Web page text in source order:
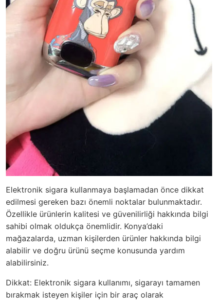
Elektronik sigara kullanmaya başlamadan önce dikkat
edilmesi gereken bazı önemli noktalar bulunmaktadır.
Özellikle ürünlerin kalitesi ve güvenilirliği hakkında bilgi
sahibi olmak oldukça önemlidir. Konya’daki
mağazalarda, uzman kişilerden ürünler hakkında bilgi
alabilir ve doğru ürünü seçme konusunda yardım
alabilirsiniz.
Dikkat: Elektronik sigara kullanımı, sigarayı tamamen
bırakmak isteyen kişiler için bir araç olarak